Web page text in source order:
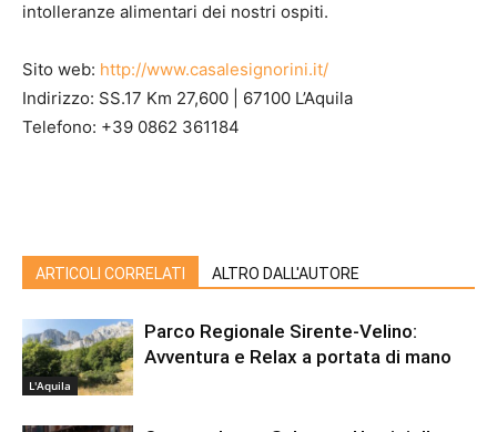
intolleranze alimentari dei nostri ospiti.
Sito web: http://www.casalesignorini.it/
Indirizzo: SS.17 Km 27,600 | 67100 L’Aquila
Telefono: +39 0862 361184
ARTICOLI CORRELATI ALTRO DALL'AUTORE
L'Aquila
Parco Regionale Sirente-Velino:
Avventura e Relax a portata di mano